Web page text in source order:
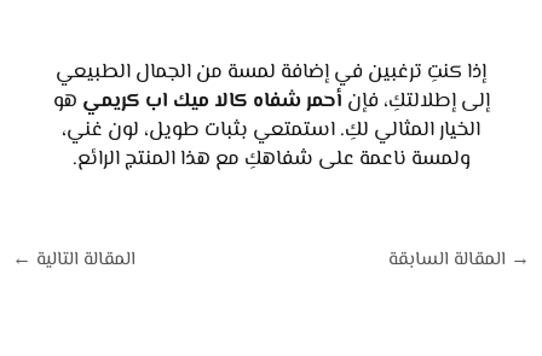
إذا كنتِ ترغبين في إضافة لمسة من الجمال الطبيعي
إلى إطلالتكِ، فإن أحمر شفاه كالا ميك اب كريمي هو
الخيار المثالي لكِ. استمتعي بثبات طويل، لون غني،
ولمسة ناعمة على شفاهكِ مع هذا المنتج الرائع.
→ المقالة السابقة المقالة التالية ←